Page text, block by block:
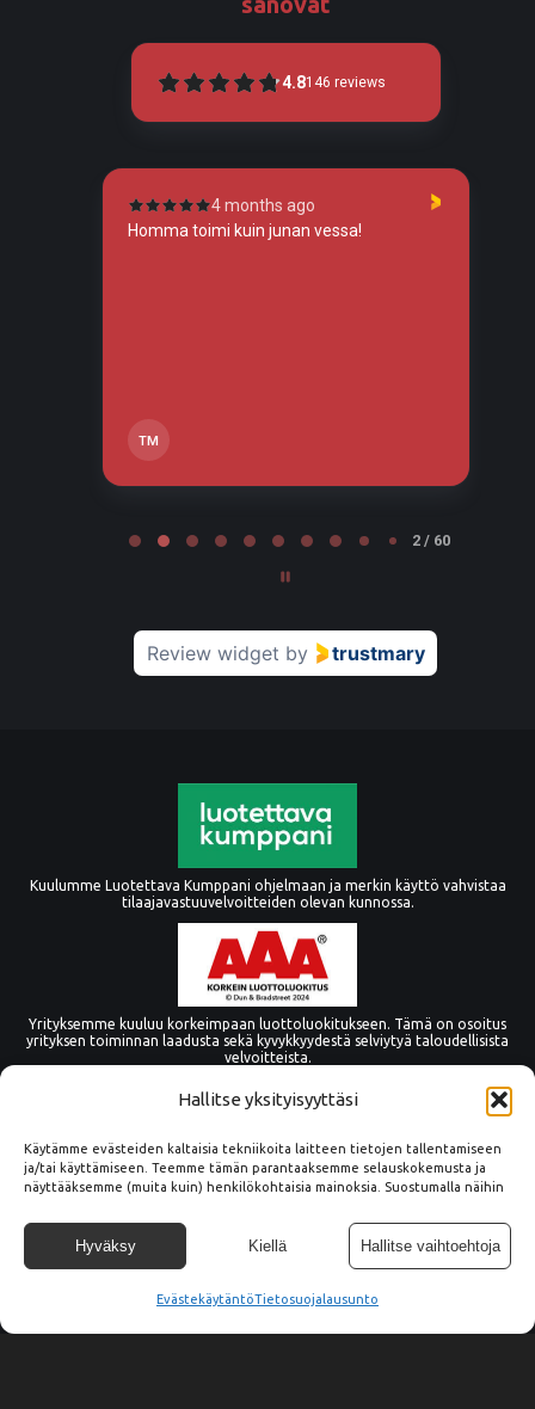
Hallitse yksityisyyttäsi
Käytämme evästeiden kaltaisia tekniikoita laitteen tietojen tallentamiseen
ja/tai käyttämiseen. Teemme tämän parantaaksemme selauskokemusta ja
näyttääksemme (muita kuin) henkilökohtaisia mainoksia. Suostumalla näihin
selauskäyttäytymistä tai yksilöllisiä tunnuksia. Suostumuksen epääminen tai
peruuttaminen voi vaikuttaa haitallisesti tiettyihin ominaisuuksiin ja
toimintoihin.
Hyväksy Kiellä Hallitse vaihtoehtoja
EvästekäytäntöTietosuojalausunto
4.8146 reviews
4 months ago
Homma toimi kuin junan vessa!
TM
2 / 60
Review widget by trustmary
Kuulumme Luotettava Kumppani ohjelmaan ja merkin käyttö vahvistaa
tilaajavastuuvelvoitteiden olevan kunnossa.
Yrityksemme kuuluu korkeimpaan luottoluokitukseen. Tämä on osoitus
yrityksen toiminnan laadusta sekä kyvykkyydestä selviytyä taloudellisista
velvoitteista.
© Copyright Tämmöne Oy